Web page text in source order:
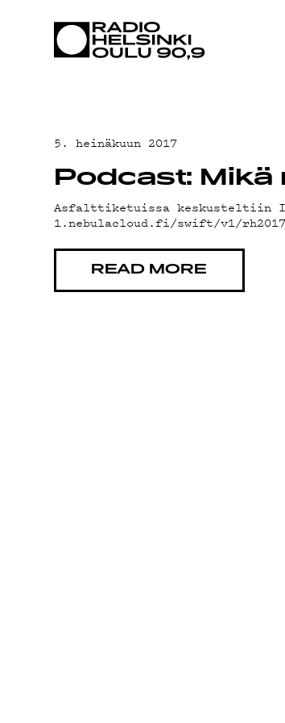
TEKIJÄT
ON-
PODCAST
5. heinäkuun 2017
Podcast:
Asfalttiketuissa keskusteltiin
1.nebulacloud.fi/swift/v1/
READ MORE